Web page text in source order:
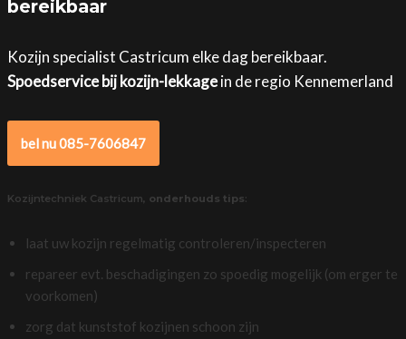
bereikbaar
Kozijn specialist Castricum elke dag bereikbaar.
Spoedservice bij kozijn-lekkagein de regio Kennemerland
bel nu 085-7606847
Kozijntechniek Castricum, onderhouds tips:
laat uw kozijn regelmatig controleren/inspecteren
repareer evt. beschadigingen zo spoedig mogelijk (om erger te
voorkomen)
zorg dat kunststof kozijnen schoon zijn